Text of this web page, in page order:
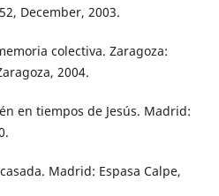
December, 2003.
colectiva. Zaragoza:
2004.
en tiempos de Jesús. Madrid:
Madrid: Espasa Calpe,